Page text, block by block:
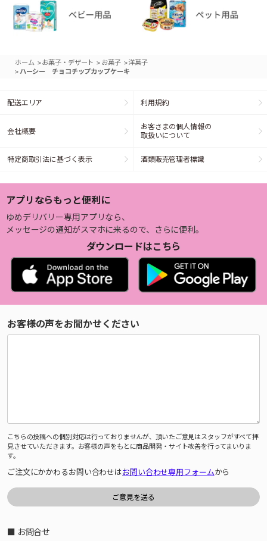
ホーム >お菓子・デザート > お菓子 >洋菓子
> ハーシー チョコチップカップケーキ
配送エリア 利用規約
会社概要
お客さまの個人情報の
取扱いについて
特定商取引法に基づく表示 酒類販売管理者標識
アプリならもっと便利に
ゆめデリバリー専用アプリなら、
メッセージの通知がスマホに来るので、さらに便利。
ダウンロードはこちら
お客様の声をお聞かせください
こちらの投稿への個別対応は行っておりませんが、頂いたご意見はスタッフがすべて拝
見させていただきます。お客様の声をもとに商品開発・サイト改善を行ってまいりま
す。
ご注文にかかわるお問い合わせはお問い合わせ専用フォームから
■ お問合せ